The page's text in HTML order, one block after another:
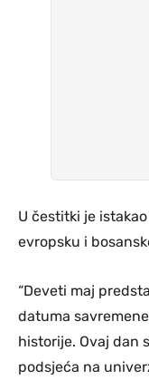
U čestitki je
evropsku i
“Deveti maj
datuma
historije. Ovaj dan
podsjeća na